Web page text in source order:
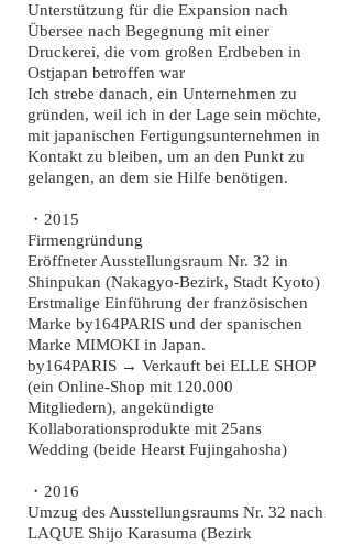
Unterstützung für die Expansion nach
Übersee nach Begegnung mit einer
Druckerei, die vom großen Erdbeben in
Ostjapan betroffen war
Ich strebe danach, ein Unternehmen zu
gründen, weil ich in der Lage sein möchte,
mit japanischen Fertigungsunternehmen in
Kontakt zu bleiben, um an den Punkt zu
gelangen, an dem sie Hilfe benötigen.
・2015
Firmengründung
​Eröffneter Ausstellungsraum Nr. 32 in
Shinpukan (Nakagyo-Bezirk, Stadt Kyoto)
Erstmalige Einführung der französischen
Marke by164PARIS und der spanischen
Marke MIMOKI in Japan.
by164PARIS → Verkauft bei ELLE SHOP
(ein Online-Shop mit 120.000
Mitgliedern), angekündigte
Kollaborationsprodukte mit 25ans
Wedding (beide Hearst Fujingahosha)
・2016
Umzug des Ausstellungsraums Nr. 32 nach
LAQUE Shijo Karasuma (Bezirk